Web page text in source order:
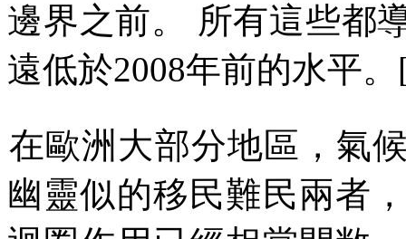
邊界之前。
所有這些都
遠低於2008年前的水平。
在歐洲大部分地區，氣
幽靈似的移民難民兩者